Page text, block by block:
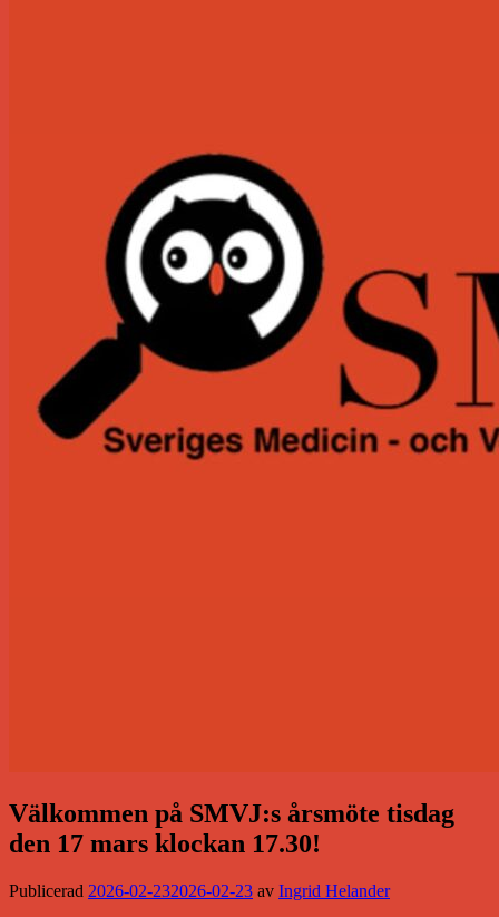
Välkommen på SMVJ:s årsmöte tisdag
den 17 mars klockan 17.30!
Publicerad 2026-02-232026-02-23 av Ingrid Helander